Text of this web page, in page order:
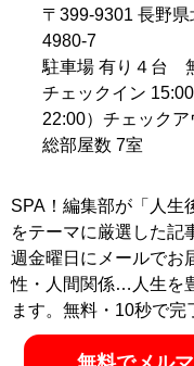
〒399-9301 長野
4980-7
駐車場 有り４台
チェックイン
22:00）チェック
総部屋数 7室
SPA！編集部が「人生
をテーマに厳選した記
週金曜日にメールでお
性・人間関係…人生を
ます。無料・10秒で完